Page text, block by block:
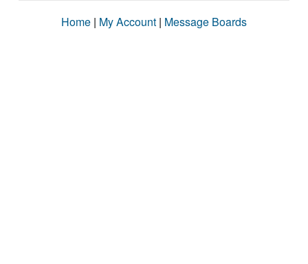
Home | My Account | Message Boards